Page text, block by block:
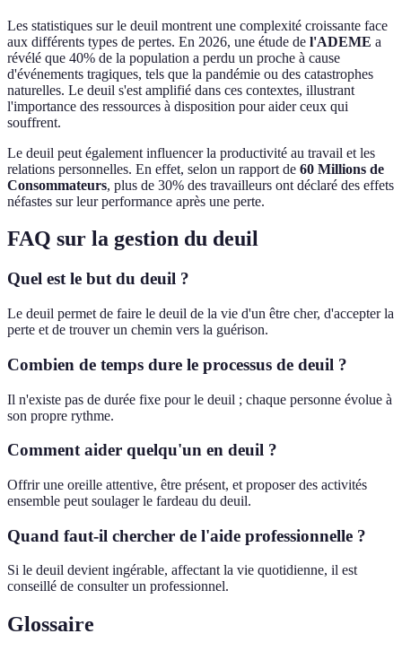
Les statistiques sur le deuil montrent une complexité croissante face
aux différents types de pertes. En 2026, une étude de l'ADEME a
révélé que 40% de la population a perdu un proche à cause
d'événements tragiques, tels que la pandémie ou des catastrophes
naturelles. Le deuil s'est amplifié dans ces contextes, illustrant
l'importance des ressources à disposition pour aider ceux qui
souffrent.
Le deuil peut également influencer la productivité au travail et les
relations personnelles. En effet, selon un rapport de 60 Millions de
Consommateurs, plus de 30% des travailleurs ont déclaré des effets
néfastes sur leur performance après une perte.
FAQ sur la gestion du deuil
Quel est le but du deuil ?
Le deuil permet de faire le deuil de la vie d'un être cher, d'accepter la
perte et de trouver un chemin vers la guérison.
Combien de temps dure le processus de deuil ?
Il n'existe pas de durée fixe pour le deuil ; chaque personne évolue à
son propre rythme.
Comment aider quelqu'un en deuil ?
Offrir une oreille attentive, être présent, et proposer des activités
ensemble peut soulager le fardeau du deuil.
Quand faut-il chercher de l'aide professionnelle ?
Si le deuil devient ingérable, affectant la vie quotidienne, il est
conseillé de consulter un professionnel.
Glossaire